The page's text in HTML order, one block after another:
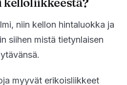
niin kellon hintaluokka ja
siihen mistä tietynlaisen
myyvät erikoisliikkeet